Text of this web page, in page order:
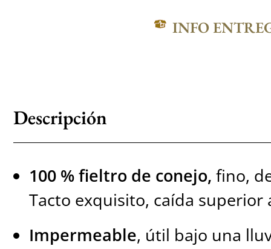
INFO
Descripción
100 % fieltro de conejo, fino,
Tacto exquisito, caída superior
Impermeable, útil bajo una